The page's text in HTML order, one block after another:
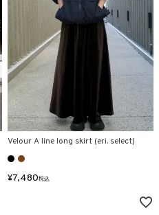
Velour A line long skirt (eri. select)
¥7,480税込